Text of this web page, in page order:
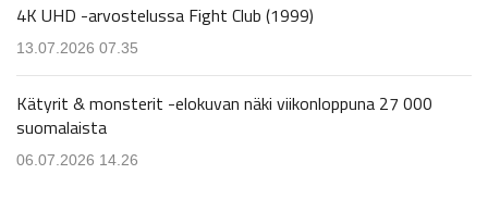
4K UHD -arvostelussa Fight Club (1999)
13.07.2026 07.35
Kätyrit & monsterit -elokuvan näki viikonloppuna 27 000
suomalaista
06.07.2026 14.26